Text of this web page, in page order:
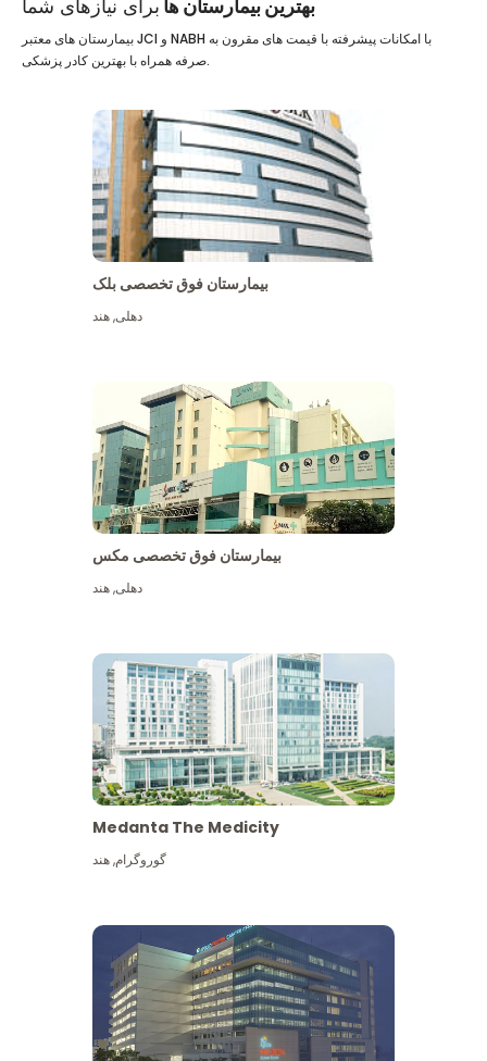
بهترین بیمارستان ها برای نیازهای شما
بیمارستان های معتبر JCI و NABH با امکانات پیشرفته با قیمت های مقرون به
صرفه همراه با بهترین کادر پزشکی.
بیمارستان فوق تخصصی بلک
دهلی,هند
بیمارستان فوق تخصصی مکس
دهلی,هند
Medanta The Medicity
گوروگرام,هند